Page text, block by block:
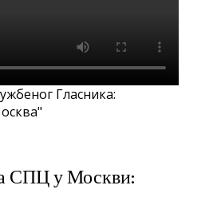
Гласника:
СПЦ у Москви: